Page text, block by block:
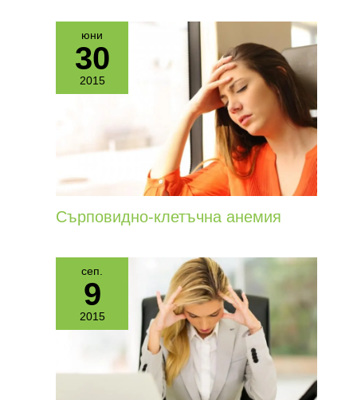
юни
30
2015
Сърповидно-клетъчна анемия
сеп.
9
2015